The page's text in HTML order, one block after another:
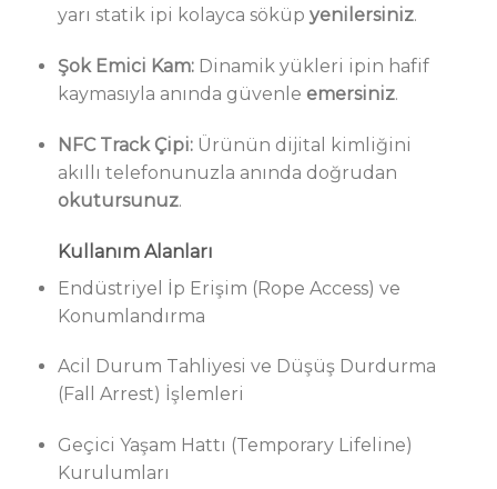
yarı statik ipi kolayca söküp yenilersiniz.
Şok Emici Kam:Dinamik yükleri ipin hafif
kaymasıyla anında güvenle emersiniz.
NFC Track Çipi:Ürünün dijital kimliğini
akıllı telefonunuzla anında doğrudan
okutursunuz.
Kullanım Alanları
Endüstriyel İp Erişim (Rope Access) ve
Konumlandırma
Acil Durum Tahliyesi ve Düşüş Durdurma
(Fall Arrest) İşlemleri
Geçici Yaşam Hattı (Temporary Lifeline)
Kurulumları